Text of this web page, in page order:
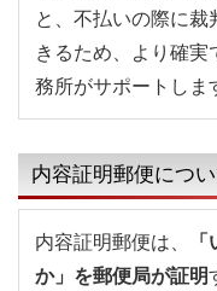
と、不払いの際に
きるため、より確
務所がサポートしま
内容証明郵便につ
内容証明郵便は、
か」を郵便局が証明